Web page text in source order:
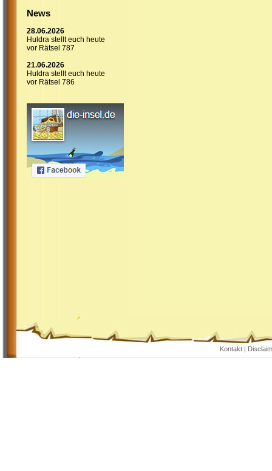
News
28.06.2026
Huldra stellt euch heute
vor Rätsel 787
21.06.2026
Huldra stellt euch heute
vor Rätsel 786
Kontakt |